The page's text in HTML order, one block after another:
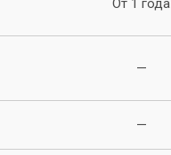
От 1 года
—
—